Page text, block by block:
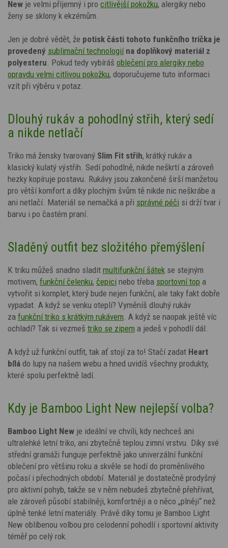
New je velmi příjemný i pro citlivější pokožku, alergiky nebo
ženy se sklony k ekzémům.
Jen je dobré vědět, že potisk části tohoto funkčního trička je
provedený sublimační technologiína doplňkový materiál z
polyesteru . Pokud tedy vybíráš oblečení pro alergiky nebo
opravdu velmi citlivou pokožku, doporučujeme tuto informaci
vzít při výběru v potaz.
Dlouhý rukáv a pohodlný střih, který sedí
a nikde netlačí
Triko má žensky tvarovaný Slim Fit střih, krátký rukáv a
klasický kulatý výstřih. Sedí pohodlně, nikde neškrtí a zároveň
hezky kopíruje postavu. Rukávy jsou zakončené širší manžetou
pro větší komfort a díky plochým švům tě nikde nic neškrábe a
ani netlačí. Materiál se nemačká a při správné péči si drží tvar i
barvu i po častém praní.
Sladěný outfit bez složitého přemýšlení
K triku můžeš snadno sladit multifunkční šátek se stejným
motivem, funkční čelenku, čepici nebo třeba sportovní top a
vytvořit si komplet, který bude nejen funkční, ale taky fakt dobře
vypadat. A když se venku oteplí? Vyměníš dlouhý rukáv
za funkční triko s krátkým rukávem . A když se naopak ještě víc
ochladí? Tak si vezmeš triko se zipem a jedeš v pohodlí dál.
A když už funkční outfit, tak ať stojí za to! Stačí zadat Heart
bílá do lupy na našem webu a hned uvidíš všechny produkty,
které spolu perfektně ladí.
Kdy je Bamboo Light New nejlepší volba?
Bamboo Light New je ideální ve chvíli, kdy nechceš ani
ultralehké letní triko, ani zbytečně teplou zimní vrstvu. Díky své
střední gramáži funguje perfektně jako univerzální funkční
oblečení pro většinu roku a skvěle se hodí do proměnlivého
počasí i přechodných období. Materiál je dostatečně prodyšný
pro aktivní pohyb, takže se v něm nebudeš zbytečně přehřívat,
ale zároveň působí stabilněji, komfortněji a o něco „plněji“ než
úplně tenké letní materiály. Právě díky tomu je Bamboo Light
New oblíbenou volbou pro celodenní pohodlí i sportovní aktivity
téměř po celý rok.